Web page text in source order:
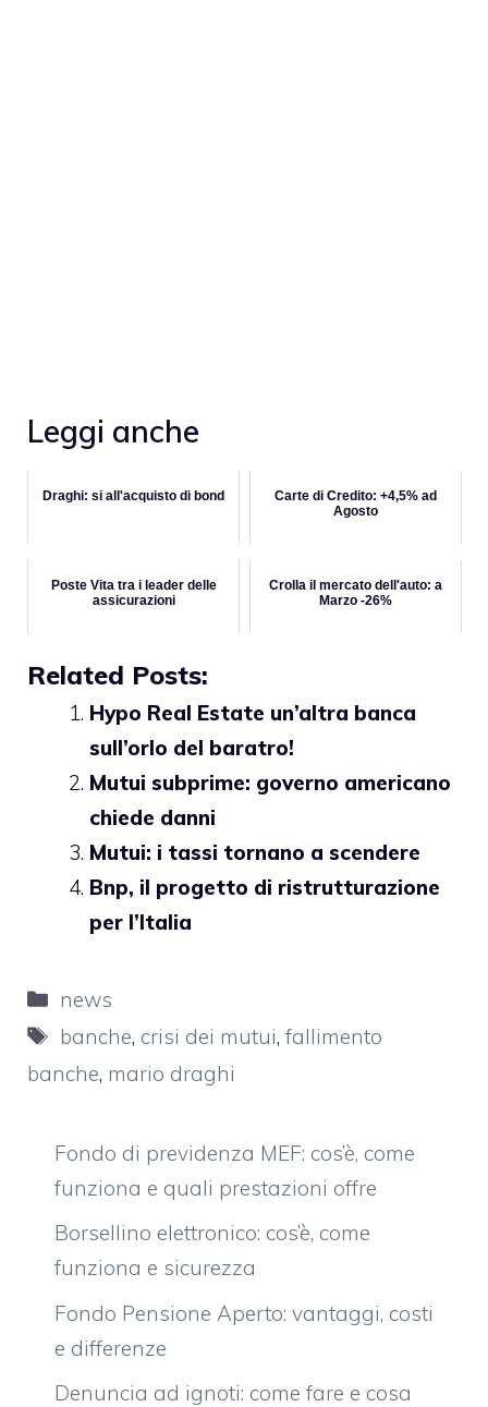
Leggi anche
Draghi: si all'acquisto di bond
Carte di Credito: +4,5% ad
Agosto
Poste Vita tra i leader delle
assicurazioni
Crolla il mercato dell'auto: a
Marzo -26%
Related Posts:
Hypo Real Estate un’altra banca
sull’orlo del baratro!
Mutui subprime: governo americano
chiede danni
Mutui: i tassi tornano a scendere
Bnp, il progetto di ristrutturazione
per l’Italia
Categorie
news
Tag
banche, crisi dei mutui,fallimento
banche, mario draghi
Fondo di previdenza MEF: cos’è, come
funziona e quali prestazioni offre
Borsellino elettronico: cos’è, come
funziona e sicurezza
Fondo Pensione Aperto: vantaggi, costi
e differenze
Denuncia ad ignoti: come fare e cosa